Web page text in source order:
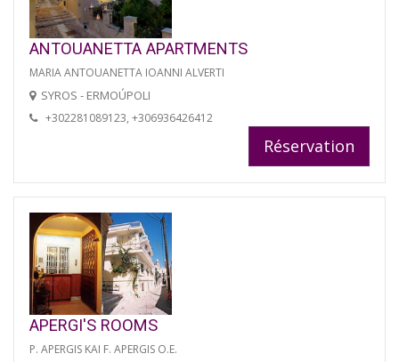
ANTOUANETTA APARTMENTS
MARIA ANTOUANETTA IOANNI ALVERTI
SYROS - ERMOÚPOLI
+302281089123, +306936426412
Réservation
APERGI'S ROOMS
P. APERGIS KAI F. APERGIS O.E.